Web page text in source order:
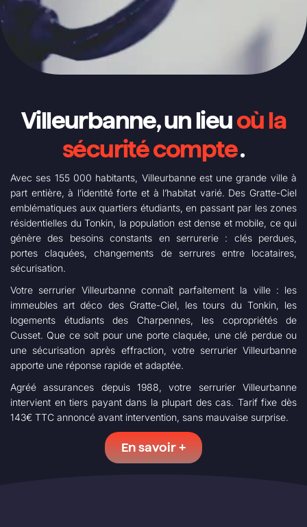
Villeurbanne, un lieuoù la
sécurité compte.
Avec ses 155 000 habitants, Villeurbanne est une grande ville à
part entière, à l’identité forte et à l’habitat varié. Des Gratte-Ciel
emblématiques aux quartiers étudiants, en passant par les zones
résidentielles du Tonkin, la population est dense et mobile, ce qui
génère des besoins constants en serrurerie : clés perdues,
portes claquées, changements de serrures entre locataires,
sécurisation.
Votre serrurier Villeurbanne connaît parfaitement la ville : les
immeubles art déco des Gratte-Ciel, les tours du Tonkin, les
logements étudiants des Charpennes, les copropriétés de
Cusset. Que ce soit pour une porte claquée, une clé perdue ou
une sécurisation après effraction, votre serrurier Villeurbanne
apporte une réponse rapide et adaptée.
Agréé assurances depuis 1988, votre serrurier Villeurbanne
intervient en tiers payant dans la plupart des cas. Tarif fixe dès
143€ TTC annoncé avant intervention, sans mauvaise surprise.
En savoir +